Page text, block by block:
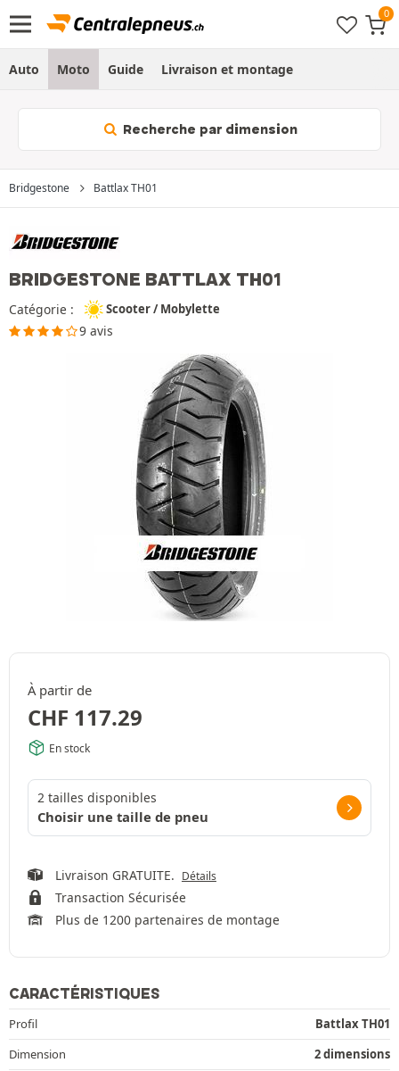
Auto Moto Guide Livraison et montage
Recherche par dimension
Bridgestone Battlax TH01
BRIDGESTONE BATTLAX TH01
Catégorie : Scooter / Mobylette
9 avis
À partir de
CHF 117.29
En stock
2 tailles disponibles
Choisir une taille de pneu
Livraison GRATUITE. Détails
Transaction Sécurisée
Plus de 1200 partenaires de montage
CARACTÉRISTIQUES
Profil
Battlax TH01
Dimension
2 dimensions